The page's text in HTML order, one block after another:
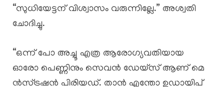
“സുധിയേട്ടന് വിശ്വാസം വരുന്നില്ലേ.” അശ്വതി
ചോദിച്ചു.
“ഒന്ന് പോ അച്ചൂ എത്ര ആരോഗ്യവതിയായ
ഓരോ പെണ്ണിനും സെവൻ ഡേയ്‌സ് ആണ് മെ
ൻസ്ട്രഷൻ പിരിയഡ്. താൻ എന്തോ ഉഡായിപ്